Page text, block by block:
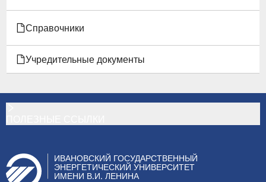
Справочники
Учредительные документы
ИВАНОВСКИЙ ГОСУДАРСТВЕННЫЙ
ЭНЕРГЕТИЧЕСКИЙ УНИВЕРСИТЕТ
ИМЕНИ В.И. ЛЕНИНА